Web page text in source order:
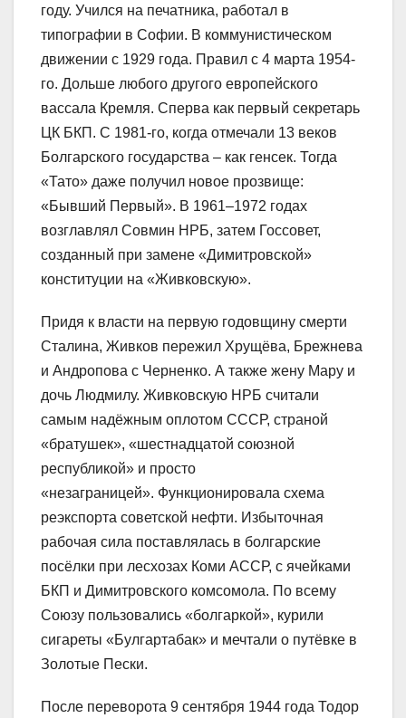
году. Учился на печатника, работал в
типографии в Софии. В коммунистическом
движении с 1929 года. Правил с 4 марта 1954-
го. Дольше любого другого европейского
вассала Кремля. Сперва как первый секретарь
ЦК БКП. С 1981-го, когда отмечали 13 веков
Болгарского государства – как генсек. Тогда
«Тато» даже получил новое прозвище:
«Бывший Первый». В 1961–1972 годах
возглавлял Совмин НРБ, затем Госсовет,
созданный при замене «Димитровской»
конституции на «Живковскую».
Придя к власти на первую годовщину смерти
Сталина, Живков пережил Хрущёва, Брежнева
и Андропова с Черненко. А также жену Мару и
дочь Людмилу. Живковскую НРБ считали
самым надёжным оплотом СССР, страной
«братушек», «шестнадцатой союзной
республикой» и просто
«незаграницей». Функционировала схема
реэкспорта советской нефти. Избыточная
рабочая сила поставлялась в болгарские
посёлки при лесхозах Коми АССР, с ячейками
БКП и Димитровского комсомола. По всему
Союзу пользовались «болгаркой», курили
сигареты «Булгартабак» и мечтали о путёвке в
Золотые Пески.
После переворота 9 сентября 1944 года Тодор